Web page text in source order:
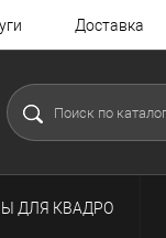
Доставка
ДЛЯ КВАДРО